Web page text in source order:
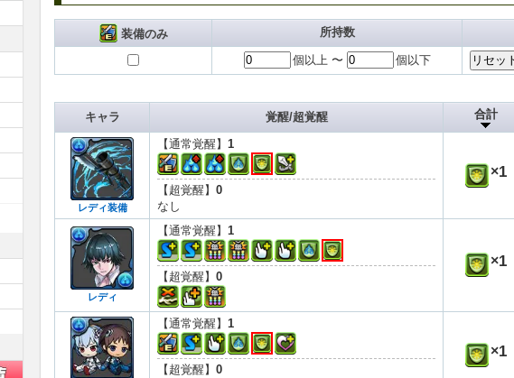
装備のみ 所持数
個以上 〜 個以下
キャラ 覚醒/超覚醒 合計
レディ装備
【通常覚醒】 1
【超覚醒】 0
なし
×1
レディ
【通常覚醒】 1
【超覚醒】 0
×1
【通常覚醒】 1
【超覚醒】 0
×1